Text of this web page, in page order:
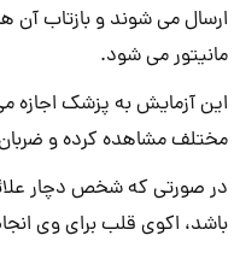
ارسال می شوند و بازتاب آن
مانیتور می شود.
این آزمایش به پزشک اجازه
مختلف مشاهده کرده و
در صورتی که شخص دچار
باشد، اکوی قلب برای وی